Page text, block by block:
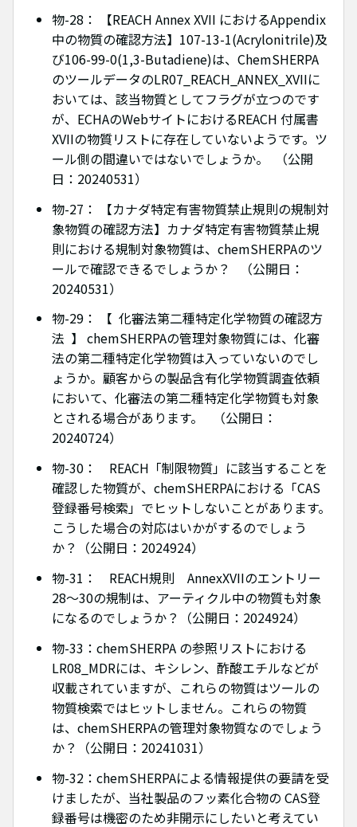
物-28： 【REACH Annex XVII におけるAppendix
中の物質の確認方法】107-13-1(Acrylonitrile)及
び106-99-0(1,3-Butadiene)は、ChemSHERPA
のツールデータのLR07_REACH_ANNEX_XVIIに
おいては、該当物質としてフラグが立つのです
が、ECHAのWebサイトにおけるREACH 付属書
XVIIの物質リストに存在していないようです。ツ
ール側の間違いではないでしょうか。 （公開
日：20240531）
物-27： 【カナダ特定有害物質禁止規則の規制対
象物質の確認方法】カナダ特定有害物質禁止規
則における規制対象物質は、chemSHERPAのツ
ールで確認できるでしょうか？ （公開日：
20240531）
物-29： 【 化審法第二種特定化学物質の確認方
法 】 chemSHERPAの管理対象物質には、化審
法の第二種特定化学物質は入っていないのでし
ょうか。顧客からの製品含有化学物質調査依頼
において、化審法の第二種特定化学物質も対象
とされる場合があります。 （公開日：
20240724）
物-30： REACH「制限物質」に該当することを
確認した物質が、chemSHERPAにおける「CAS
登録番号検索」でヒットしないことがあります。
こうした場合の対応はいかがするのでしょう
か？（公開日：2024924）
物-31： REACH規則 AnnexXVIIのエントリー
28～30の規制は、アーティクル中の物質も対象
になるのでしょうか？（公開日：2024924）
物-33：chemSHERPA の参照リストにおける
LR08_MDRには、キシレン、酢酸エチルなどが
収載されていますが、これらの物質はツールの
物質検索ではヒットしません。これらの物質
は、chemSHERPAの管理対象物質なのでしょう
か？（公開日：20241031）
物-32：chemSHERPAによる情報提供の要請を受
けましたが、当社製品のフッ素化合物の CAS登
録番号は機密のため非開示にしたいと考えてい